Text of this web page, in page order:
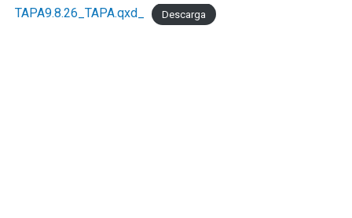
TAPA9.8.26_TAPA.qxd_ Descarga